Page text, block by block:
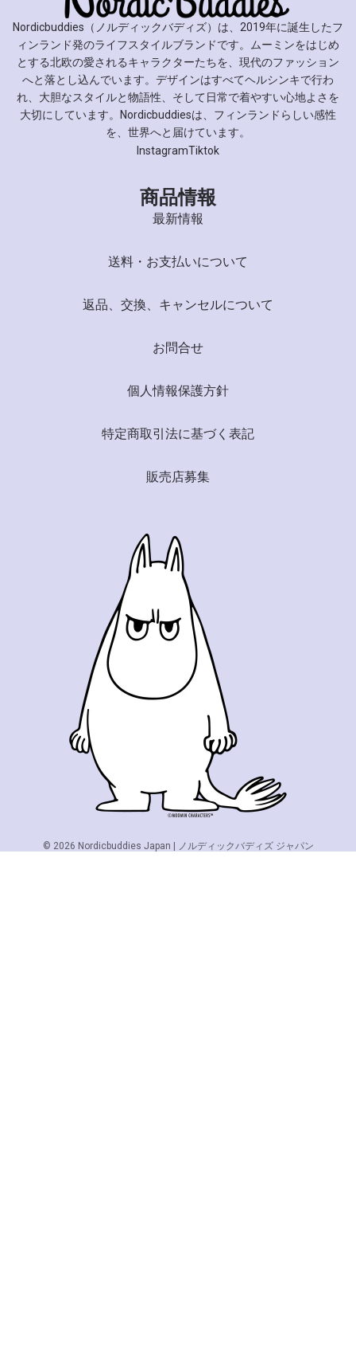
Nordicbuddies（ノルディックバディズ）は、2019年に誕生したフ
ィンランド発のライフスタイルブランドです。ムーミンをはじめ
とする北欧の愛されるキャラクターたちを、現代のファッション
へと落とし込んでいます。デザインはすべてヘルシンキで行わ
れ、大胆なスタイルと物語性、そして日常で着やすい心地よさを
大切にしています。Nordicbuddiesは、フィンランドらしい感性
を、世界へと届けています。
InstagramTiktok
商品情報
最新情報
送料・お支払いについて
返品、交換、キャンセルについて
お問合せ
個人情報保護方針
特定商取引法に基づく表記
販売店募集
© 2026 Nordicbuddies Japan | ノルディックバディズ ジャパン